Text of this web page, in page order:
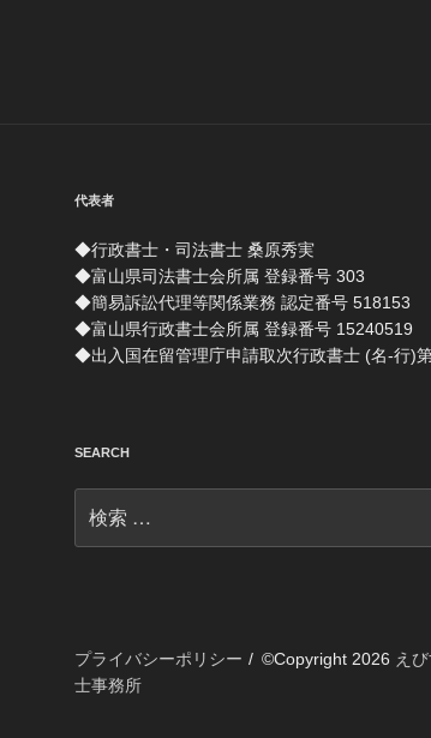
代表者
◆行政書士・司法書士 桑原秀実
◆富山県司法書士会所属 登録番号 303
◆簡易訴訟代理等関係業務 認定番号 518153
◆富山県行政書士会所属 登録番号 15240519
◆出入国在留管理庁申請取次行政書士 (名-行)
SEARCH
索:
プライバシーポリシー ©Copyright 2026 え
士事務所